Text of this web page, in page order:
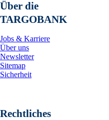
Über die
TARGOBANK
Jobs & Karriere
Über uns
Newsletter
Sitemap
Sicherheit
Rechtliches